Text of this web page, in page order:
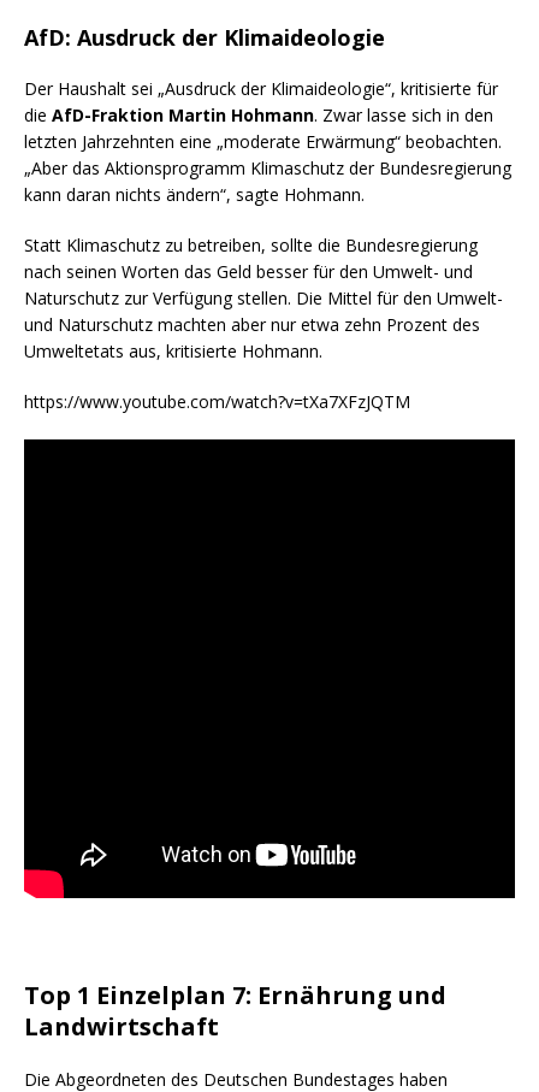
AfD: Ausdruck der Klimaideologie
Der Haushalt sei „Ausdruck der Klimaideologie“, kritisierte für
die AfD-Fraktion Martin Hohmann. Zwar lasse sich in den
letzten Jahrzehnten eine „moderate Erwärmung“ beobachten.
„Aber das Aktionsprogramm Klimaschutz der Bundesregierung
kann daran nichts ändern“, sagte Hohmann.
Statt Klimaschutz zu betreiben, sollte die Bundesregierung
nach seinen Worten das Geld besser für den Umwelt- und
Naturschutz zur Verfügung stellen. Die Mittel für den Umwelt-
und Naturschutz machten aber nur etwa zehn Prozent des
Umweltetats aus, kritisierte Hohmann.
https://www.youtube.com/watch?v=tXa7XFzJQTM
Top 1 Einzelplan 7: Ernährung und
Landwirtschaft
Die Abgeordneten des Deutschen Bundestages haben